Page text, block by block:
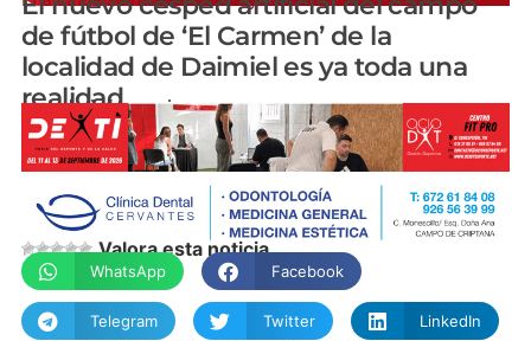
de fútbol de ‘El Carmen’ de la
localidad de Daimiel es ya toda una
realidad
manchainformacion.com
Valora esta noticia
WhatsApp Facebook
Telegram Twitter LinkedIn